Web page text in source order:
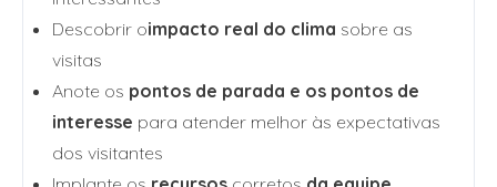
Descobrir oimpacto real do clima sobre as
visitas
Anote os pontos de parada e os pontos de
interesse para atender melhor às expectativas
dos visitantes